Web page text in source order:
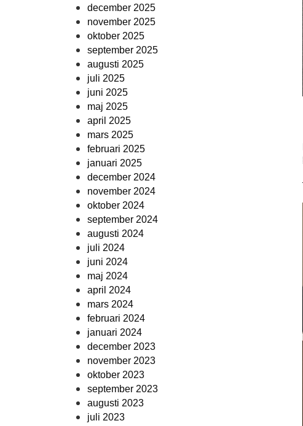
december 2025
november 2025
oktober 2025
september 2025
augusti 2025
juli 2025
juni 2025
maj 2025
april 2025
mars 2025
februari 2025
januari 2025
december 2024
november 2024
oktober 2024
september 2024
augusti 2024
juli 2024
juni 2024
maj 2024
april 2024
mars 2024
februari 2024
januari 2024
december 2023
november 2023
oktober 2023
september 2023
augusti 2023
juli 2023